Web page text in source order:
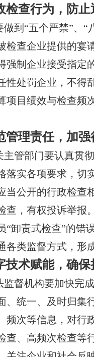
检查行为，防
到“五个严禁”、“
检查企业提供的宴
强制企业接受指定
性处罚企业，不得
项目绩效与检查频
管理责任，加
管部门要认真贯
落实各项要求，切
当公开的行政检查
查，有权投诉举报
“卸责式检查”的错
各类监督方式，形
技术赋能，确
督机构要加快完
、统一、及时归集
频次等信息，对行
查、高频次检查等